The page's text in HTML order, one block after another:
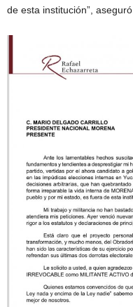
de esta institución”, aseguró.